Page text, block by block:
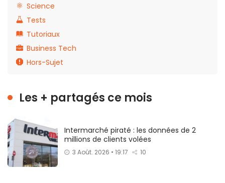
Science
Tests
Tutoriaux
Business Tech
Hors-Sujet
Les + partagés ce mois
Intermarché piraté : les données de 2
millions de clients volées
3 Août. 2026 • 19:17 10